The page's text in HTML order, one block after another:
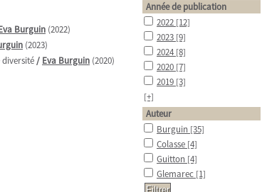
Burguin (2022)
(2023)
diversité/ Eva Burguin (2020)
Année de publication
2022 [12]
2023 [9]
2024 [8]
2020 [7]
2019 [3]
[+]
Auteur
Burguin [35]
Colasse [4]
Guitton [4]
Glemarec [1]